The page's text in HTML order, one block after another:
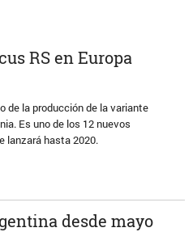
RS en Europa
de la producción de la variante
Es uno de los 12 nuevos
lanzará hasta 2020.
desde mayo